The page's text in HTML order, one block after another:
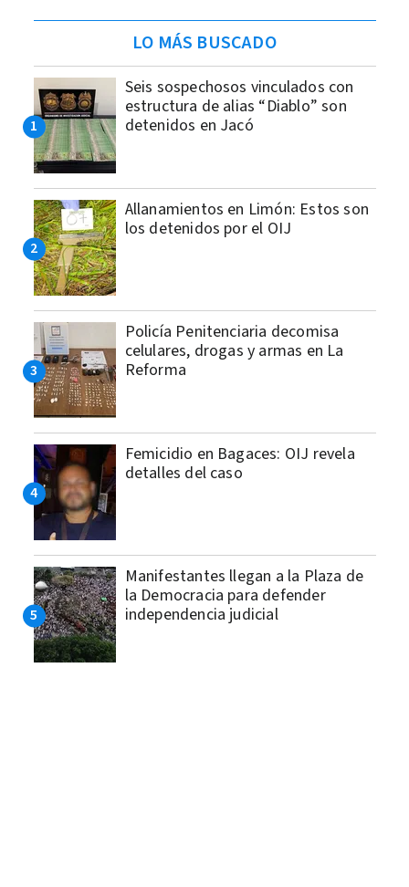
LO MÁS BUSCADO
Seis sospechosos vinculados con
estructura de alias “Diablo” son
detenidos en Jacó
Allanamientos en Limón: Estos son
los detenidos por el OIJ
Policía Penitenciaria decomisa
celulares, drogas y armas en La
Reforma
Femicidio en Bagaces: OIJ revela
detalles del caso
Manifestantes llegan a la Plaza de
la Democracia para defender
independencia judicial